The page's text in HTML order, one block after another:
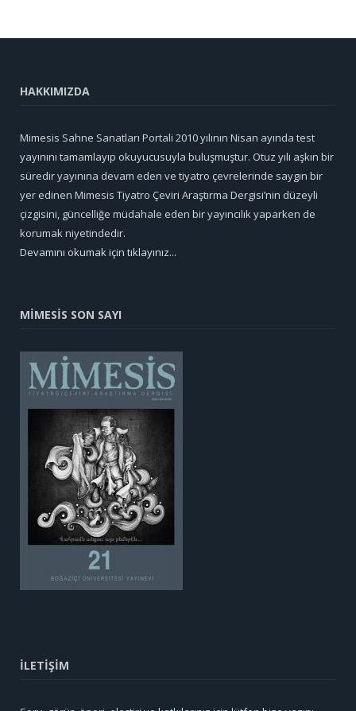
HAKKIMIZDA
Mimesis Sahne Sanatları Portali 2010 yılının Nisan ayında test
yayınını tamamlayıp okuyucusuyla buluşmuştur. Otuz yılı aşkın bir
süredir yayınına devam eden ve tiyatro çevrelerinde saygın bir
yer edinen Mimesis Tiyatro Çeviri Araştırma Dergisi’nin düzeyli
çizgisini, güncelliğe müdahale eden bir yayıncılık yaparken de
korumak niyetindedir.
Devamını okumak için tıklayınız...
MİMESİS SON SAYI
İLETİŞİM